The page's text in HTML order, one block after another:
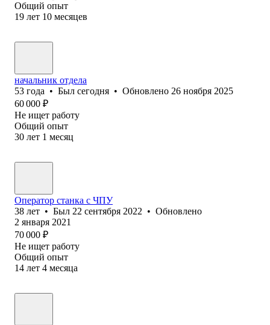
Общий опыт
19 лет 10 месяцев
начальник отдела
53 года • Был сегодня • Обновлено 26 ноября 2025
60 000 ₽
Не ищет работу
Общий опыт
30 лет 1 месяц
Оператор станка с ЧПУ
38 лет • Был 22 сентября 2022 • Обновлено
2 января 2021
70 000 ₽
Не ищет работу
Общий опыт
14 лет 4 месяца